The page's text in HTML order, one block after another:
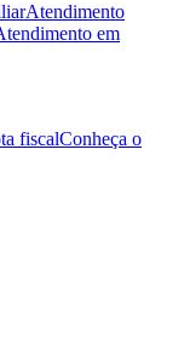
Atendimento
em
fiscalConheça o